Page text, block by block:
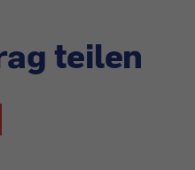
teilen